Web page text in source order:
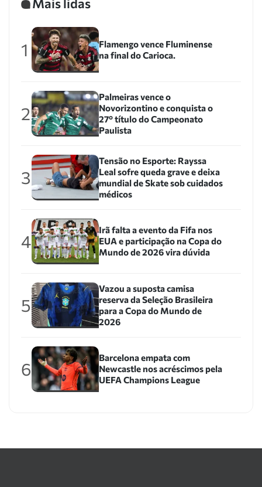
Mais lidas
1
Flamengo vence Fluminense
na final do Carioca.
2
Palmeiras vence o
Novorizontino e conquista o
27º título do Campeonato
Paulista
3
Tensão no Esporte: Rayssa
Leal sofre queda grave e deixa
mundial de Skate sob cuidados
médicos
4
Irã falta a evento da Fifa nos
EUA e participação na Copa do
Mundo de 2026 vira dúvida
5
Vazou a suposta camisa
reserva da Seleção Brasileira
para a Copa do Mundo de
2026
6
Barcelona empata com
Newcastle nos acréscimos pela
UEFA Champions League